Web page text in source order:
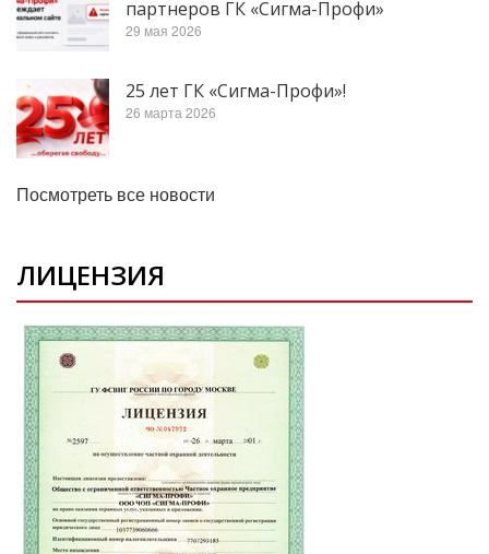
партнеров ГК «Сигма-Профи»
29 мая 2026
25 лет ГК «Сигма-Профи»!
26 марта 2026
Посмотреть все новости
ЛИЦЕНЗИЯ